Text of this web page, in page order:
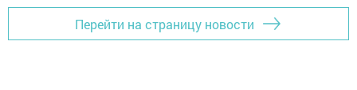
Перейти на страницу новости